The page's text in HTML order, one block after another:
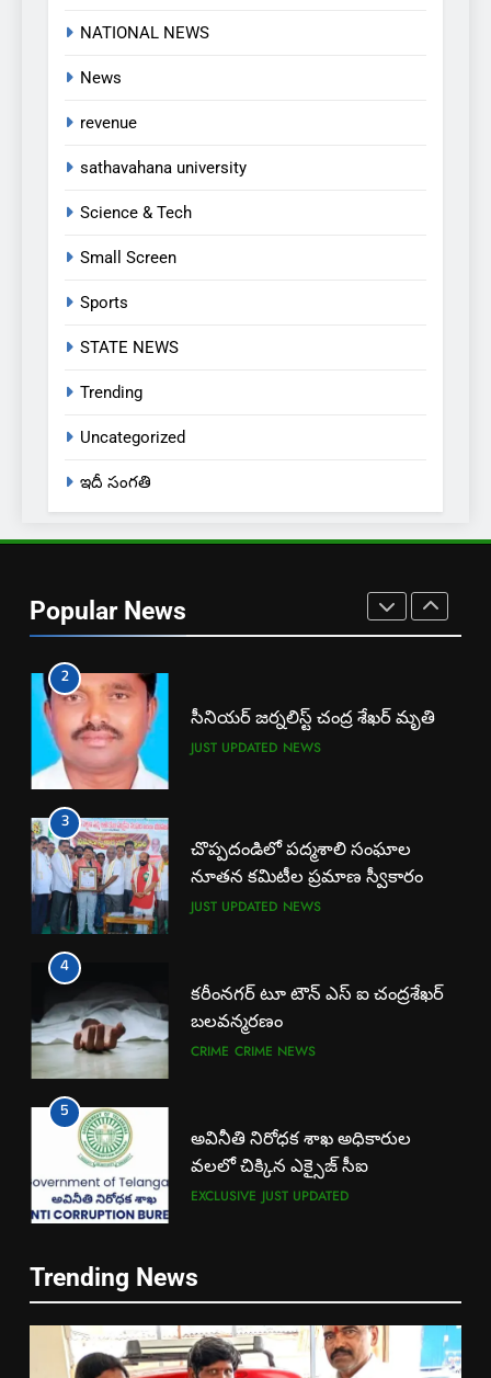
NATIONAL NEWS
News
revenue
sathavahana university
Science & Tech
Small Screen
Sports
STATE NEWS
Trending
Uncategorized
ఇదీ సంగతి
Popular News
EXCLUSIVE
NEWS
8
1
KARIMNAGAR NEWS
2
సీనియర్ జర్నలిస్ట్ చంద్ర శేఖర్ మృతి
JUST UPDATED NEWS
3
చొప్పదండిలో పద్మశాలి సంఘాల
నూతన కమిటీల ప్రమాణ స్వీకారం
JUST UPDATED NEWS
4
కరీంనగర్ టూ టౌన్ ఎస్ ఐ చంద్రశేఖర్
బలవన్మరణం
CRIME CRIME NEWS
5
అవినీతి నిరోధక శాఖ అధికారుల
వలలో చిక్కిన ఎక్సైజ్ సీఐ
EXCLUSIVE JUST UPDATED
లేబర్ కోడ్లను రద్దు చేయండి
NEWS
Trending News